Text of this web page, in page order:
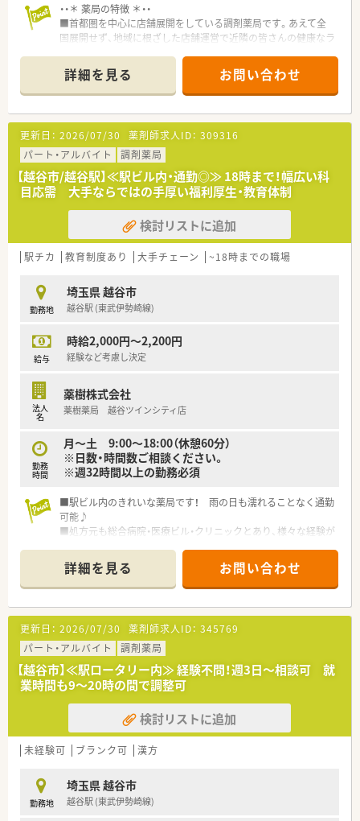
・・＊ 薬局の特徴 ＊・・
■首都圏を中心に店舗展開をしている調剤薬局です。あえて全
国展開せず、地域に根ざした店舗運営で近隣の皆さんの健康なラ
■監査システムの導入等安心してお仕事できる体制が整ってい
ます。
■社宅や各種保険制度など安心して働ける福利厚生を用意して
います。
■将来のキャリアパスが豊富で女性管理職の方も多く活躍され
ています。
■新卒者向けのビジネスマナー講座から、中堅スタッフ向けの実
務薬剤師講座、戦略MG講座など、きめ細かく教育・研修制度が用
意されています。着実にステップアップしていきたい、長く勤務
できる体制を希望している方に特にオススメです。
詳細を見る お問い合わせ
更新日： 2026/07/30 薬剤師求人ID： 309316
パート・アルバイト
調剤薬局
【越谷市/越谷駅】≪駅ビル内・通勤◎≫ 18時まで！幅広い科
目応需 大手ならではの手厚い福利厚生・教育体制
検討リストに追加
駅チカ 教育制度あり 大手チェーン ~18時までの職場
勤務地
埼玉県 越谷市
越谷駅 (東武伊勢崎線)
給与
時給2,000円～2,200円
経験など考慮し決定
法人
名
薬樹株式会社
薬樹薬局 越谷ツインシティ店
勤務
時間
月～土 9:00～18:00（休憩60分）
※日数・時間数ご相談ください。
※週32時間以上の勤務必須
■駅ビル内のきれいな薬局です！ 雨の日も濡れることなく通勤
可能♪
■処方元も総合病院・医療ビル・クリニックとあり、様々な経験が
■教育研修制度には力を入れている企業でスキルアップで環境
です♪
・・＊ 企業の特徴 ＊・・
■首都圏を中心に店舗展開をしている調剤薬局です。
■あえて全国展開せず、地域に根ざした店舗運営で近隣の皆さん
の健康なライフスタイルの実現を目指しています。
■監査システムの導入等安心してお仕事できる体制が整ってい
ます。
■社宅や各種保険制度など安心して働ける福利厚生を用意して
います。
■将来のキャリアパスが豊富で女性管理職の方も多く活躍され
ています。
詳細を見る お問い合わせ
更新日： 2026/07/30 薬剤師求人ID： 345769
パート・アルバイト
調剤薬局
【越谷市】≪駅ロータリー内≫ 経験不問！週3日～相談可 就
業時間も9～20時の間で調整可
検討リストに追加
未経験可 ブランク可 漢方
勤務地
埼玉県 越谷市
越谷駅 (東武伊勢崎線)